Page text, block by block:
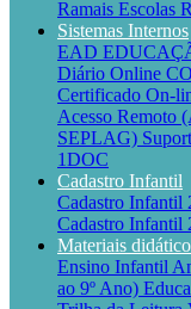
Ramais Escolas
Sistemas Internos
EAD
Diário Online
Certificado On-
Acesso Remoto
SEPLAG)
1DOC
Cadastro Infantil
Cadastro
Cadastro Infantil
Materiais
Ensino Infantil
ao 9º Ano)